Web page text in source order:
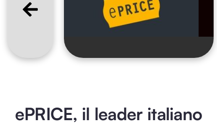
ePRICE, il leader italiano